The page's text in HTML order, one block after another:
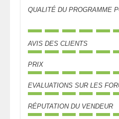
QUALITÉ DU PROGRAMME
AVIS DES CLIENTS
PRIX
EVALUATIONS SUR LES
RÉPUTATION DU VENDEUR